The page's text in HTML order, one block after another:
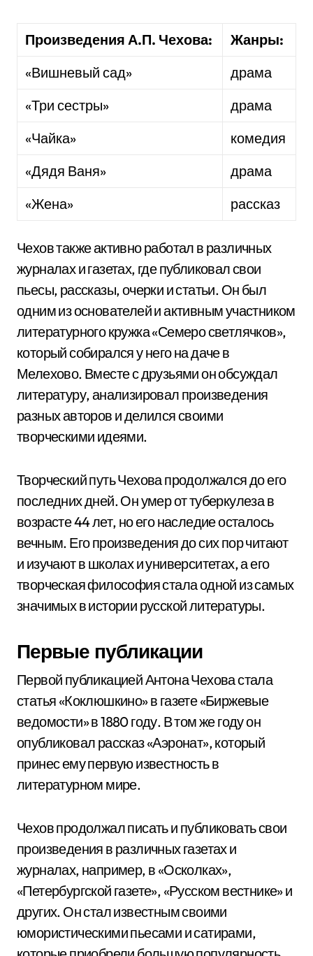
Произведения А.П. Чехова:
Жанры:
«Вишневый сад»
драма
«Три сестры»
драма
«Чайка»
комедия
«Дядя Ваня»
драма
«Жена»
рассказ
Чехов также активно работал в различных
журналах и газетах, где публиковал свои
пьесы, рассказы, очерки и статьи. Он был
одним из основателей и активным участником
литературного кружка «Семеро светлячков»,
который собирался у него на даче в
Мелехово. Вместе с друзьями он обсуждал
литературу, анализировал произведения
разных авторов и делился своими
творческими идеями.
Творческий путь Чехова продолжался до его
последних дней. Он умер от туберкулеза в
возрасте 44 лет, но его наследие осталось
вечным. Его произведения до сих пор читают
и изучают в школах и университетах, а его
творческая философия стала одной из самых
значимых в истории русской литературы.
Первые публикации
Первой публикацией Антона Чехова стала
статья «Коклюшкино» в газете «Биржевые
ведомости» в 1880 году. В том же году он
опубликовал рассказ «Аэронат», который
принес ему первую известность в
литературном мире.
Чехов продолжал писать и публиковать свои
произведения в различных газетах и
журналах, например, в «Осколках»,
«Петербургской газете», «Русском вестнике» и
других. Он стал известным своими
юмористическими пьесами и сатирами,